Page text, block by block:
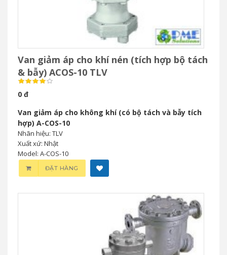
Van giảm áp cho khí nén (tích hợp bộ tách
& bẫy) ACOS-10 TLV
0 đ
Van giảm áp cho không khí (có bộ tách và bẫy tích
hợp) A-COS-10
Nhãn hiệu: TLV
Xuất xứ: Nhật
Model: A-COS-10
ĐẶT HÀNG